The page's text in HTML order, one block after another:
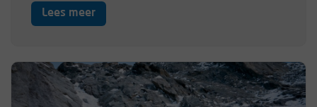
Lees meer